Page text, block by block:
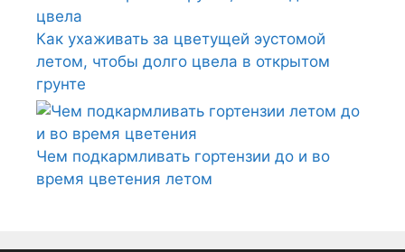
Как ухаживать за цветущей эустомой
летом, чтобы долго цвела в открытом
грунте
Чем подкармливать гортензии до и во
время цветения летом